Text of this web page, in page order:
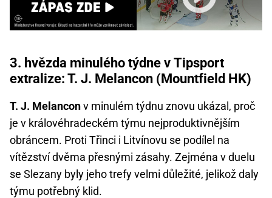
3. hvězda minulého týdne v Tipsport
extralize: T. J. Melancon (Mountfield HK)
T. J. Melanconv minulém týdnu znovu ukázal, proč
je v královéhradeckém týmu nejproduktivnějším
obráncem. Proti Třinci i Litvínovu se podílel na
vítězství dvěma přesnými zásahy. Zejména v duelu
se Slezany byly jeho trefy velmi důležité, jelikož daly
týmu potřebný klid.